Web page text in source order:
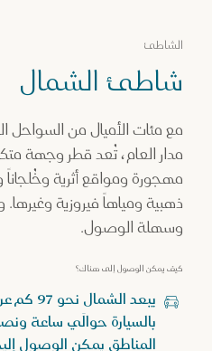
الشاطئ
شاطئ الشمال
مع مئات الأميال من
مدار العام، تُعد قطر وجهة
مهجورة ومواقع أثرية وخُلجاناً
ذهبية ومياهاً فيروزية
وسهلة الوصول.
كيف يمكن الوصول إلى هناك؟
يبعد
بالسيارة حوالَي ساعة
المناطق يمكن الوصول